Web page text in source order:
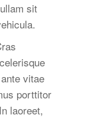
sit
vitae
porttitor
laoreet,